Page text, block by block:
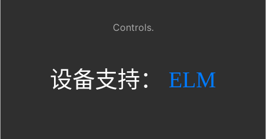
Controls.
设备支持： ELM